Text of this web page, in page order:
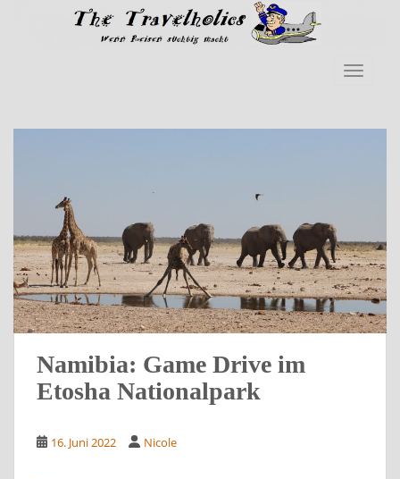
Skip to main content
Namibia: Game Drive im
Etosha Nationalpark
16. Juni 2022 Nicole